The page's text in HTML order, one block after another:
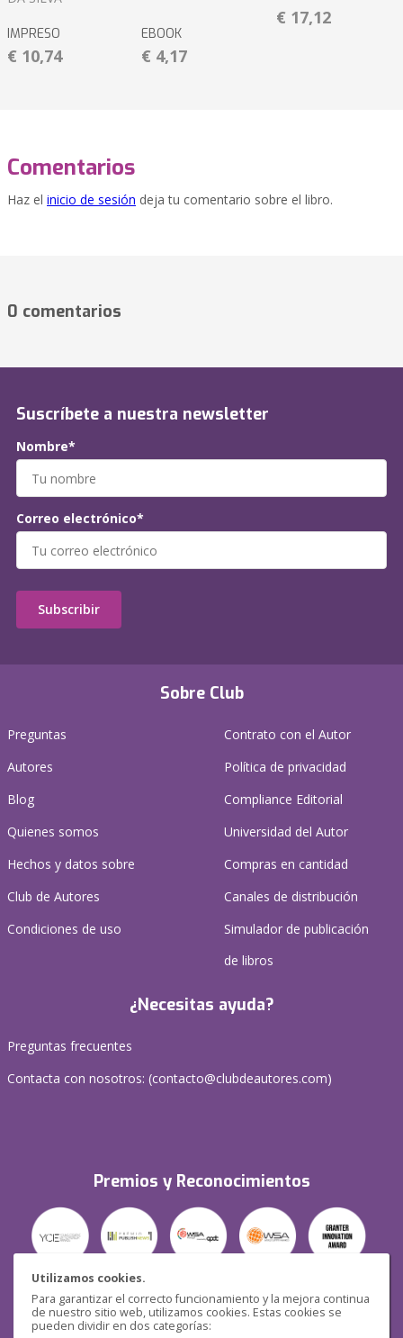
Utilizamos cookies.
Para garantizar el correcto funcionamiento y la mejora continua
de nuestro sitio web, utilizamos cookies. Estas cookies se
pueden dividir en dos categorías:
IMPRESO
€ 10,74
EBOOK
€ 4,17
€ 17,12
Comentarios
Haz el inicio de sesión deja tu comentario sobre el libro.
0 comentarios
Sobre Club
Preguntas
Autores
Blog
Quienes somos
Hechos y datos sobre
Club de Autores
Condiciones de uso
Contrato con el Autor
Política de privacidad
Compliance Editorial
Universidad del Autor
Compras en cantidad
Canales de distribución
Simulador de publicación
de libros
¿Necesitas ayuda?
Preguntas frecuentes
Contacta con nosotros: (contacto@clubdeautores.com)
Premios y Reconocimientos
Seguridad
Suscríbete a nuestra newsletter
Nombre*
Correo electrónico*
Subscribir